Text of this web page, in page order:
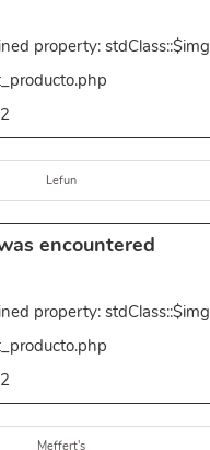
property: stdClass::$img
Lefun
encountered
property: stdClass::$img
Meffert's